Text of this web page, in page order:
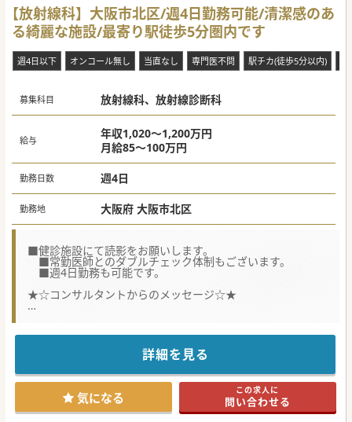
ざいます。
■入職時期については、柔軟に相談が出来ますので先生の早
期のご入職など、ご希望に合わせて調整が可能です。
■初回3ヵ月契約で、以降、1年毎の契約更新となっておりま
すが、長く働いてくれる先生を歓迎致します。
#秋入職可
【放射線科】大阪市北区/週4日勤務可能/清潔感のあ
る綺麗な施設/最寄り駅徒歩5分圏内です
週4日以下 オンコール無し 当直なし 専門医不問 駅チカ(徒歩5分以内)
募集科目 放射線科、放射線診断科
給与
年収1,020～1,200万円
月給85～100万円
勤務日数 週4日
勤務地 大阪府 大阪市北区
■健診施設にて読影をお願いします。
■常勤医師とのダブルチェック体制もございます。
■週4日勤務も可能です。
★☆コンサルタントからのメッセージ☆★
詳細を見る
気になる この求人に
問い合わせる